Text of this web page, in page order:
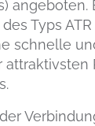
angeboten.
Typs
schnelle
attraktivsten